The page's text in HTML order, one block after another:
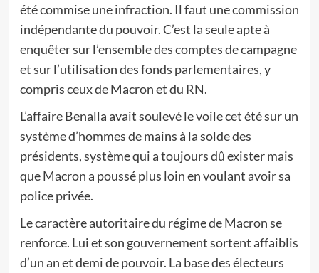
été commise une infraction. Il faut une commission
indépendante du pouvoir. C’est la seule apte à
enquêter sur l’ensemble des comptes de campagne
et sur l’utilisation des fonds parlementaires, y
compris ceux de Macron et du RN.
L’affaire Benalla avait soulevé le voile cet été sur un
système d’hommes de mains à la solde des
présidents, système qui a toujours dû exister mais
que Macron a poussé plus loin en voulant avoir sa
police privée.
Le caractère autoritaire du régime de Macron se
renforce. Lui et son gouvernement sortent affaiblis
d’un an et demi de pouvoir. La base des électeurs